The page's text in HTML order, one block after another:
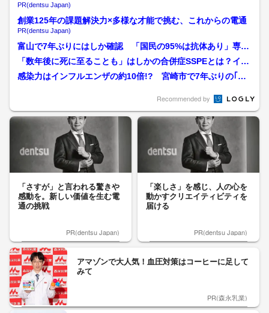
る
PR(dentsu Japan)
創業125年の課題解決力×多様な才能で挑む、これからの電通
PR(dentsu Japan)
富山で7年ぶりにはしか確認 「国民の95%は抗体あり」専門
家が語る冷静な対処法
「数年後に死に至ることも」はしかの合併症SSPEとは？イン
フルエンザをしのぐ感染...
感染力はインフルエンザの約10倍!? 宮崎市で7年ぶりの｢は
Recommended by
「さすが」と言われる驚きや
感動を。新しい価値を生む電
通の挑戦
PR(dentsu Japan)
「楽しさ」を感じ、人の心を
動かすクリエイティビティを
届ける
PR(dentsu Japan)
アマゾンで大人気！血圧対策はコーヒーに足して
みて
PR(森永乳業)